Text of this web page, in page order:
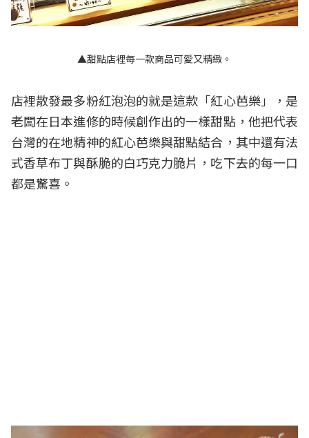
▲甜點店裡每一款商品可愛又精緻。
店裡散發最多粉紅泡泡的就是這款「紅心芭樂」，是
老闆在日本進修的時候創作出的一樣甜點，他把代表
台灣的在地精神的紅心芭樂與甜點結合，其中還有法
式香草布丁與酥脆的白巧克力脆片，吃下去的每一口
都是驚喜。